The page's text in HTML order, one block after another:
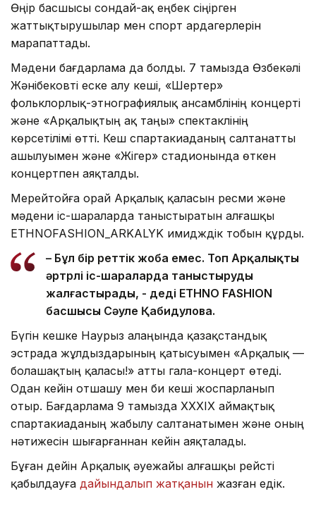
Өңір басшысы сондай-ақ еңбек сіңірген
жаттықтырушылар мен спорт ардагерлерін
марапаттады.
Мәдени бағдарлама да болды. 7 тамызда Өзбекәлі
Жәнібековті еске алу кеші, «Шертер»
фольклорлық-этнографиялық ансамблінің концерті
және «Арқалықтың ақ таңы» спектаклінің
көрсетілімі өтті. Кеш спартакиаданың салтанатты
ашылуымен және «Жігер» стадионында өткен
концертпен аяқталды.
Мерейтойға орай Арқалық қаласын ресми және
мәдени іс-шараларда таныстыратын алғашқы
ETHNOFASHION_ARKALYK имидждік тобын құрды.
– Бұл бір реттік жоба емес. Топ Арқалықты
әртүрлі іс-шараларда таныстыруды
жалғастырады, - деді ETHNO FASHION
басшысы Сәуле Қабидулова.
Бүгін кешке Наурыз алаңында қазақстандық
эстрада жұлдыздарының қатысуымен «Арқалық —
болашақтың қаласы!» атты гала-концерт өтеді.
Одан кейін отшашу мен би кеші жоспарланып
отыр. Бағдарлама 9 тамызда XXXIX аймақтық
спартакиаданың жабылу салтанатымен және оның
нәтижесін шығарғаннан кейін аяқталады.
Бұған дейін Арқалық әуежайы алғашқы рейсті
қабылдауға дайындалып жатқанын жазған едік.